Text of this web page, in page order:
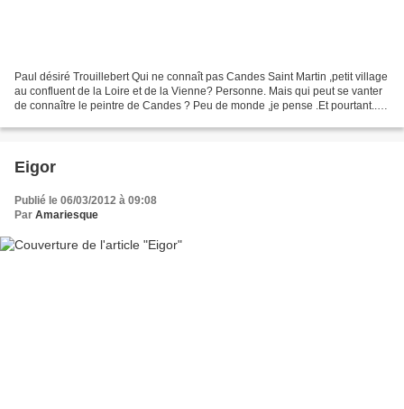
Paul désiré Trouillebert Qui ne connaît pas Candes Saint Martin ,petit village
au confluent de la Loire et de la Vienne? Personne. Mais qui peut se vanter
de connaître le peintre de Candes ? Peu de monde ,je pense .Et pourtant... "
Eigor
Publié le 06/03/2012 à 09:08
Par Amariesque